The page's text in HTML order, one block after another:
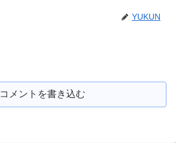
YUKUN
コメントを書き込む